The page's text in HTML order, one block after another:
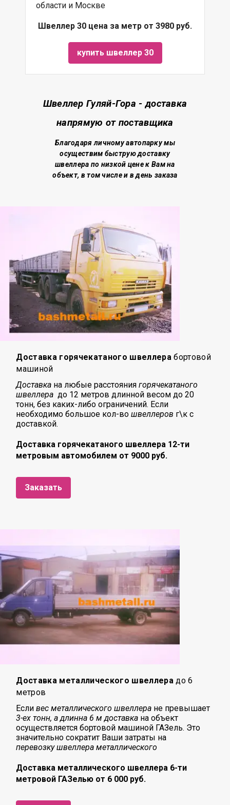
области и Москве
Швеллер 30 цена за метр от 3980 руб.
купить швеллер 30
Швеллер Гуляй-Гора - доставка
напрямую от поставщика
Благодаря личному автопарку мы
осуществим быструю доставку
швеллера по низкой ценек Вам на
объект, в том числе и в день заказа
Доставка горячекатаного швеллерабортовой
машиной
Доставка на любые расстояниягорячекатаного
швеллера до 12 метров длинной весом до 20
тонн, без каких-либо ограничений. Если
необходимо большое кол-вошвеллеров г\к с
доставкой.
Доставка горячекатаного швеллера 12-ти
метровым автомобилем от 9000 руб.
Заказать
Доставка металлического швеллера до 6
метров
Есливес металлического швеллера не превышает
3-ех тонн, а длинна 6 м доставка на объект
осуществляется бортовой машиной ГАЗель. Это
значительно сократит Ваши затраты на
перевозкушвеллера металлического
Доставка металлического швеллера 6-ти
метровой ГАЗелью от 6 000 руб.